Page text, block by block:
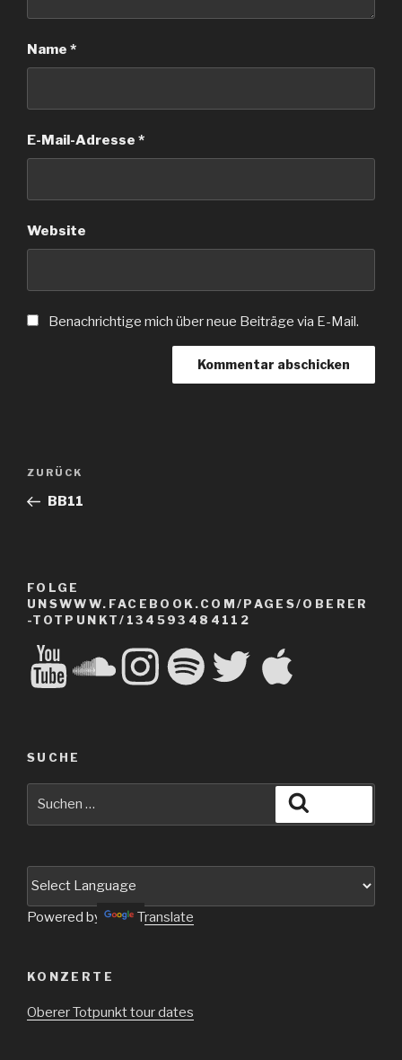
Name *
E-Mail-Adresse *
Website
Benachrichtige mich über neue Beiträge via E-Mail.
Beitragsnavigation
Vorheriger
Beitrag
ZURÜCK
BB11
FOLGE
UNSWWW.FACEBOOK.COM/PAGES/OBERER
-TOTPUNKT/134593484112
YouTube SoundCloudInstagramSpotify Twitter Apple
SUCHE
Powered by Translate
KONZERTE
Oberer Totpunkt tour dates